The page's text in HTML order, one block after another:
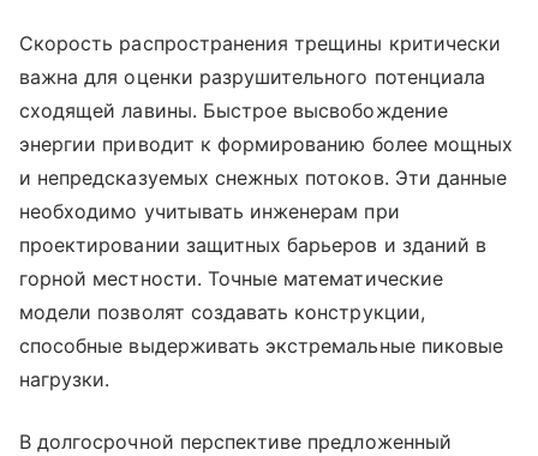
Скорость распространения трещины критически
важна для оценки разрушительного потенциала
сходящей лавины. Быстрое высвобождение
энергии приводит к формированию более мощных
и непредсказуемых снежных потоков. Эти данные
необходимо учитывать инженерам при
проектировании защитных барьеров и зданий в
горной местности. Точные математические
модели позволят создавать конструкции,
способные выдерживать экстремальные пиковые
нагрузки.
В долгосрочной перспективе предложенный